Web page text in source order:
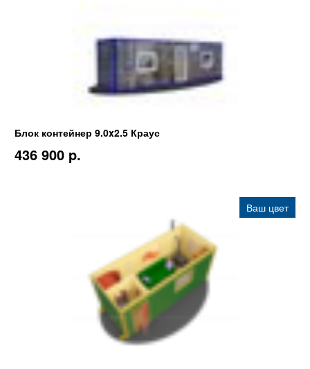
Блок контейнер 9.0x2.5 Краус
436 900 p.
Ваш цвет